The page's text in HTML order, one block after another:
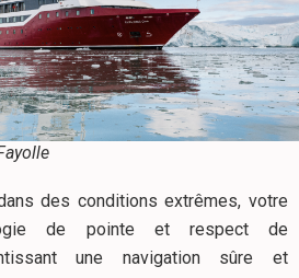
des conditions extrêmes, votre
de pointe et respect de
une navigation sûre et